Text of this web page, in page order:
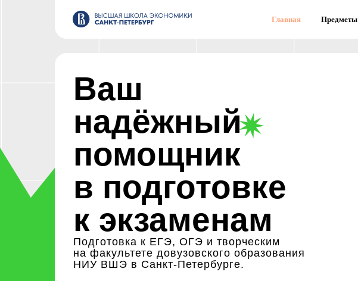
Главная Предметы
Подготовка к ЕГЭ, ОГЭ и творческим
на факультете довузовского образования
НИУ ВШЭ в Санкт-Петербурге.
Ваш
надёжный
помощник
в подготовке
к экзаменам